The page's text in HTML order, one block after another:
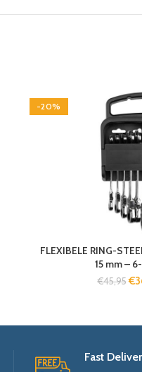
-20%
FLEXIBELE RING-
15 mm –
€45,95€
Fast